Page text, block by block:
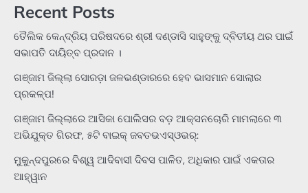
Recent Posts
ତୈଲିକ କେନ୍ଦ୍ରିୟ ପରିଷଦରେ ଶ୍ରୀ ଦଣ୍ଡାସି ସାହୁଙ୍କୁ ଦ୍ବିତୀୟ ଥର ପାଇଁ
ସଭାପତି ଦାୟିତ୍ବ ପ୍ରଦାନ ।
ଗଞ୍ଜାମ ଜିଲ୍ଲା ସୋରଡ଼ା ଜଳଭଣ୍ଡାରରେ ହେବ ଭାସମାନ ସୋଲାର
ପ୍ରକଳ୍ପ!
ଗଞ୍ଜାମ ଜିଲ୍ଲାରେ ଆସିକା ପୋଲିସର ବଡ଼ ଆକ୍ସନଚୋରି ମାମଲାରେ ୩
ଅଭିଯୁକ୍ତ ଗିରଫ, ୫ଟି ବାଇକ୍ ଜବତଭଏସ୍‌ଓଭର୍:
ମୁକୁନ୍ଦପୁରରେ ବିଶ୍ୱ ଆଦିବାସୀ ଦିବସ ପାଳିତ, ଅଧିକାର ପାଇଁ ଏକତାର
ଆହ୍ୱାନ